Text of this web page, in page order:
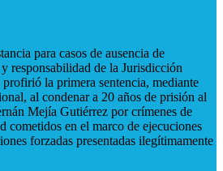
para casos de ausencia de
responsabilidad de la Jurisdicción
la primera sentencia, mediante
al condenar a 20 años de prisión al
Mejía Gutiérrez por crímenes de
cometidos en el marco de ejecuciones
forzadas presentadas ilegítimamente